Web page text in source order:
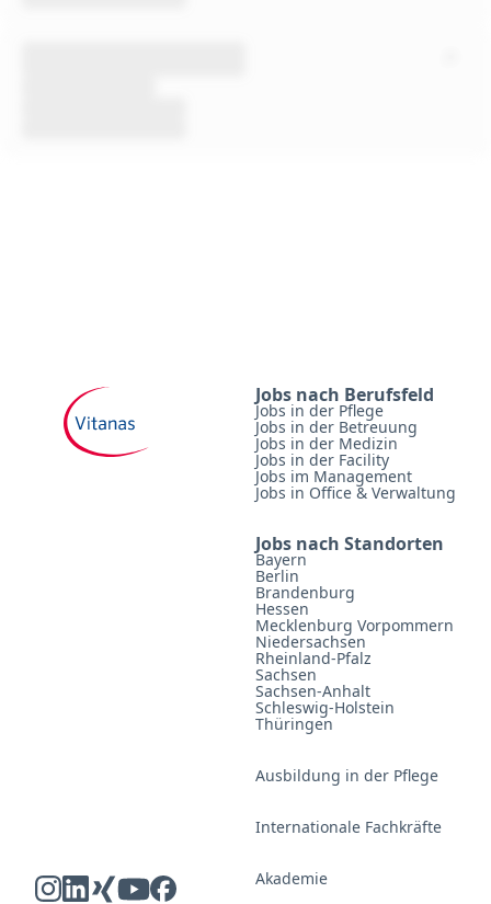
Jobs nach Berufsfeld
Jobs in der Pflege
Jobs in der Betreuung
Jobs in der Medizin
Jobs in der Facility
Jobs im Management
Jobs in Office & Verwaltung
Jobs nach Standorten
Bayern
Berlin
Brandenburg
Hessen
Mecklenburg Vorpommern
Niedersachsen
Rheinland-Pfalz
Sachsen
Sachsen-Anhalt
Schleswig-Holstein
Thüringen
Ausbildung in der Pflege
Internationale Fachkräfte
Akademie